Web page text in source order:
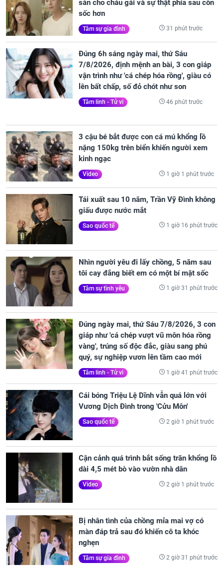
sản cho cháu gái và sự thật phía sau còn
sốc hơn
Tâm sự gia đình 31 phút trước
Đúng 6h sáng ngày mai, thứ Sáu
7/8/2026, định mệnh an bài, 3 con giáp
vận trình như 'cá chép hóa rồng', giàu có
lên bất chấp, số đỏ chót như son
Tâm linh - Tử vi 46 phút trước
3 cậu bé bắt được con cá mú khổng lồ
nặng 150kg trên biển khiến người xem
kinh ngạc
Video 1 giờ 1 phút trước
Tái xuất sau 10 năm, Trần Vỹ Đình không
giấu được nước mắt
Sao quốc tế 1 giờ 16 phút trước
Nhìn người yêu đi lấy chồng, 5 năm sau
tôi cay đắng biết em có một bí mật sốc
Tâm sự tình yêu 1 giờ 31 phút trước
Đúng ngày mai, thứ Sáu 7/8/2026, 3 con
giáp như 'cá chép vượt vũ môn hóa rồng
vàng', trúng số độc đắc, giàu sang phú
quý, sự nghiệp vươn lên tầm cao mới
Tâm linh - Tử vi 1 giờ 41 phút trước
Cái bóng Triệu Lệ Dĩnh vẫn quá lớn với
Vương Dịch Đình trong 'Cửu Môn'
Sao quốc tế 2 giờ 1 phút trước
Cận cảnh quá trình bắt sống trăn khổng lồ
dài 4,5 mét bò vào vườn nhà dân
Video 2 giờ 1 phút trước
Bị nhân tình của chồng mỉa mai vợ có
màn đáp trả sau đó khiến cô ta khóc
nghẹn
Tâm sự gia đình 2 giờ 31 phút trước